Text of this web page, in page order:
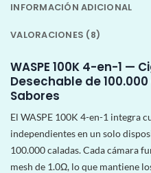
INFORMACIÓN ADICIONAL
VALORACIONES (8)
WASPE 100K 4-en-1 —
Desechable de
Sabores
El WASPE 100K 4-en-1 integra
independientes en un solo
100.000 caladas. Cada cámara
mesh de 1.0Ω, lo que mantiene